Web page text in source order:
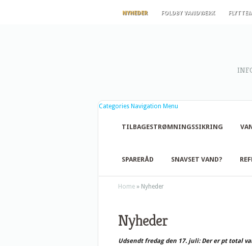
NYHEDER FOLDBY VANDVÆRK
Categories Navigation Menu
TILBAGESTRØMNINGSSIKRING
SPARERÅD SNAVSET VAND?
Home » Nyheder
Nyheder
Udsendt fredag den 17. juli: Der er pt total